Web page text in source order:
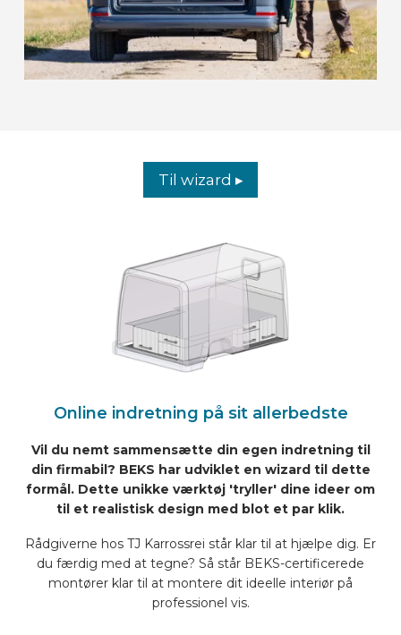
Til wizard ▸
Online indretning på sit allerbedste
Vil du nemt sammensætte din egen indretning til
din firmabil? BEKS har udviklet en wizard til dette
formål. Dette unikke værktøj 'tryller' dine ideer om
til et realistisk design med blot et par klik.
Rådgiverne hos TJ Karrossrei står klar til at hjælpe dig. Er
du færdig med at tegne? Så står BEKS-certificerede
montører klar til at montere dit ideelle interiør på
professionel vis.